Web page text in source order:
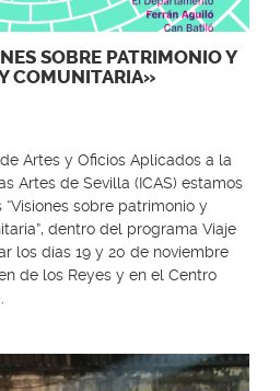
SOBRE PATRIMONIO Y
COMUNITARIA»
Artes y Oficios Aplicados a la
Artes de Sevilla (ICAS) estamos
sobre patrimonio y
dentro del programa Viaje
los días 19 y 20 de noviembre
de los Reyes y en el Centro